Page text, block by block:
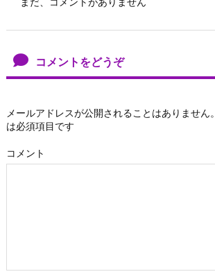
コメントをどうぞ
メールアドレスが公開されることはありません。
は必須項目です
コメント